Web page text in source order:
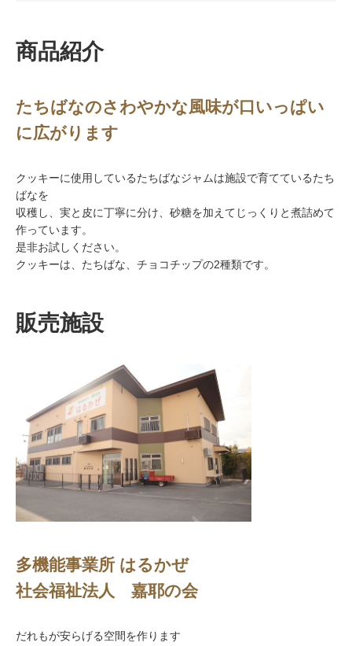
商品紹介
たちばなのさわやかな風味が口いっぱい
に広がります
クッキーに使用しているたちばなジャムは施設で育てているたち
ばなを
収穫し、実と皮に丁寧に分け、砂糖を加えてじっくりと煮詰めて
作っています。
是非お試しください。
クッキーは、たちばな、チョコチップの2種類です。
販売施設
多機能事業所 はるかぜ
社会福祉法人 嘉耶の会
だれもが安らげる空間を作ります